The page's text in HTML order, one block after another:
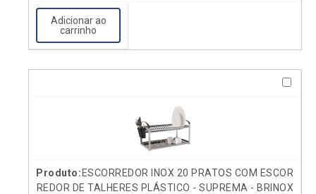
Adicionar ao
carrinho
ESCORREDOR INOX 20 PRATOS COM ESCOR
REDOR DE TALHERES PLÁSTICO - SUPREMA - BRINOX